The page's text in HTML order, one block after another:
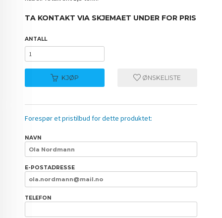
TA KONTAKT VIA SKJEMAET UNDER FOR PRIS
ANTALL
KJØP ØNSKELISTE
Forespør et pristilbud for dette produktet:
NAVN
E-POSTADRESSE
TELEFON